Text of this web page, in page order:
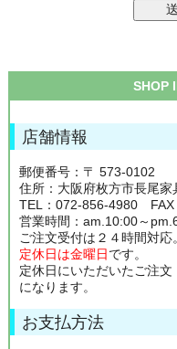
SHOP
店舗情報
郵便番号：〒 573-0102
住所：大阪府枚方市長尾家
TEL：072-856-4980 FAX
営業時間：am.10:00～
ご注文受付は２４時間対応。
定休日は金曜日です。
定休日にいただいたご注
になります。
お支払方法